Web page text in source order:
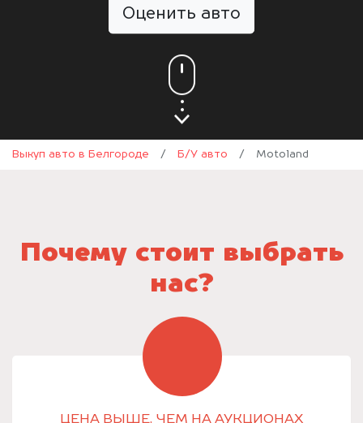
Оценить авто
Выкуп авто в Белгороде / Б/У авто / Motoland
Почему стоит выбрать
нас?
ЦЕНА ВЫШЕ, ЧЕМ НА АУКЦИОНАХ